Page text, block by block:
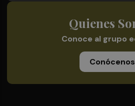
Quienes
Conoce al grupo
Conócenos